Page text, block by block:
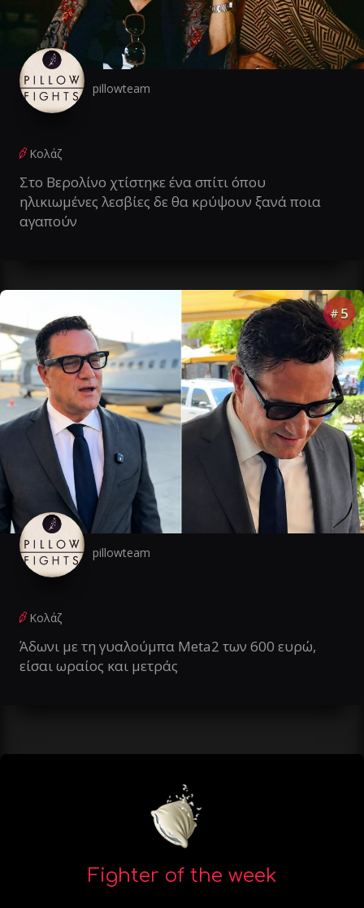
pillowteam
Κολάζ
Στο Βερολίνο χτίστηκε ένα σπίτι όπου
ηλικιωμένες λεσβίες δε θα κρύψουν ξανά ποια
αγαπούν
# 5
pillowteam
Κολάζ
Άδωνι με τη γυαλούμπα Meta2 των 600 ευρώ,
είσαι ωραίος και μετράς
Fighter of the week